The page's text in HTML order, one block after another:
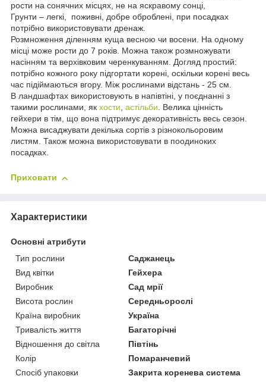
рости на сонячних місцях, не на яскравому сонці,
Грунти – легкі, поживні, добре оброблені, при посадках
потрібно використовувати дренаж.
Розмноження діленням куща весною чи восени. На одному
місці може рости до 7 років. Можна також розмножувати
насінням та верхівковим черенкуванням. Догляд простий:
потрібно кожного року підгортати корені, оскільки корені весь
час підіймаються вгору. Між рослинами відстань - 25 см.
В ландшафтах використовують в напівтіні, у поєднанні з
такими рослинами, як хости, астільби. Велика цінність
гейхери в тім, що вона підтримує декоративність весь сезон.
Можна висаджувати декілька сортів з різнокольоровим
листям. Також можна використовувати в поодиноких
посадках.
Приховати
Характеристики
Основні атрибути
Тип рослини
Саджанець
Вид квітки
Гейхера
Виробник
Сад мрії
Висота рослин
Середньорослі
Країна виробник
Україна
Тривалість життя
Багаторічні
Відношення до світла
Півтінь
Колір
Помаранчевий
Спосіб упаковки
Закрита коренева система